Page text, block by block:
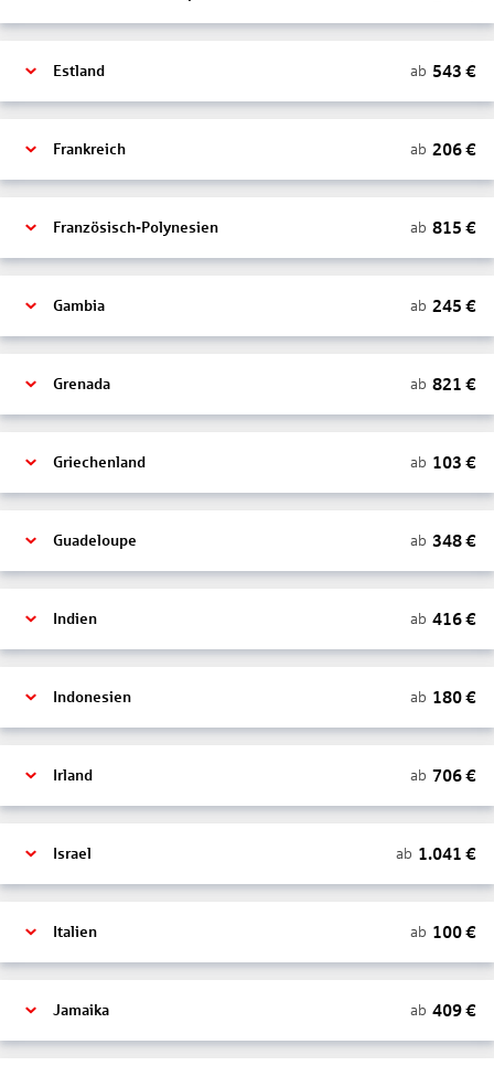
Estland ab 543 €
Frankreich ab 206€
Französisch-Polynesien ab 815 €
Gambia ab 245 €
Grenada ab 821 €
Griechenland ab 103 €
Guadeloupe ab 348€
Indien ab 416€
Indonesien ab 180€
Irland ab 706€
Israel ab 1.041 €
Italien ab 100€
Jamaika ab 409€